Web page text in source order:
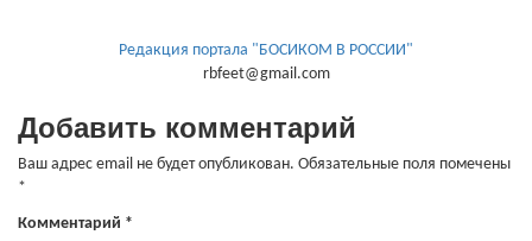
Редакция портала "БОСИКОМ В РОССИИ"
rbfeet@gmail.com
Добавить комментарий
Ваш адрес email не будет опубликован. Обязательные поля помечены
*
Комментарий *